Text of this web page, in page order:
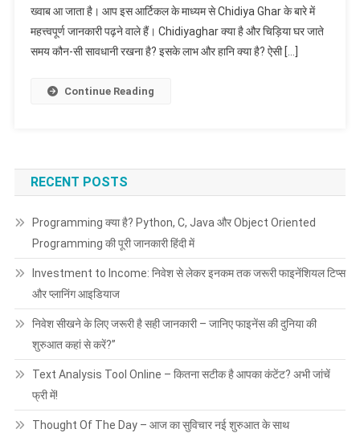
ख्वाब आ जाता है। आप इस आर्टिकल के माध्यम से Chidiya Ghar के बारे में
महत्त्वपूर्ण जानकारी पढ़ने वाले हैं। Chidiyaghar क्या है और चिड़िया घर जाते
समय कौन-सी सावधानी रखना है? इसके लाभ और हानि क्या है? ऐसी […]
Continue Reading
RECENT POSTS
Programming क्या है? Python, C, Java और Object Oriented
Programming की पूरी जानकारी हिंदी में
Investment to Income: निवेश से लेकर इनकम तक जरूरी फाइनेंशियल टिप्स
और प्लानिंग आइडियाज
निवेश सीखने के लिए जरूरी है सही जानकारी – जानिए फाइनेंस की दुनिया की
शुरुआत कहां से करें?”
Text Analysis Tool Online – कितना सटीक है आपका कंटेंट? अभी जांचें
फ्री में!
Thought Of The Day – आज का सुविचार नई शुरुआत के साथ